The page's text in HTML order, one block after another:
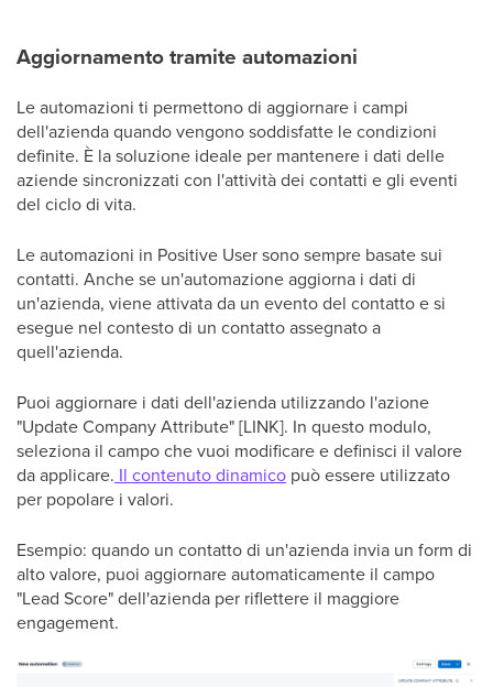
Aggiornamento tramite automazioni
Le automazioni ti permettono di aggiornare i campi
dell'azienda quando vengono soddisfatte le condizioni
definite. È la soluzione ideale per mantenere i dati delle
aziende sincronizzati con l'attività dei contatti e gli eventi
del ciclo di vita.
Le automazioni in Positive User sono sempre basate sui
contatti. Anche se un'automazione aggiorna i dati di
un'azienda, viene attivata da un evento del contatto e si
esegue nel contesto di un contatto assegnato a
quell'azienda.
Puoi aggiornare i dati dell'azienda utilizzando l'azione
"Update Company Attribute" [LINK]. In questo modulo,
seleziona il campo che vuoi modificare e definisci il valore
da applicare. Il contenuto dinamico può essere utilizzato
per popolare i valori.
Esempio: quando un contatto di un'azienda invia un form di
alto valore, puoi aggiornare automaticamente il campo
"Lead Score" dell'azienda per riflettere il maggiore
engagement.